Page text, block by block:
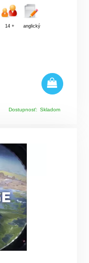
14 + anglický
Dostupnosť: Skladom